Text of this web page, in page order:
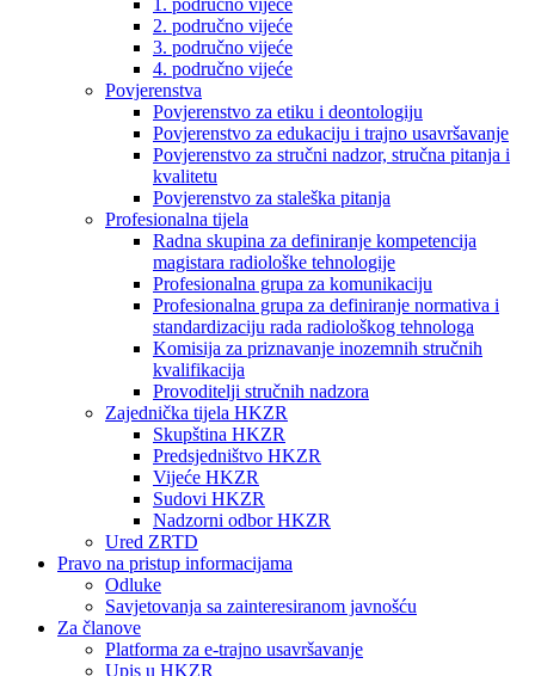
1. područno vijeće
2. područno vijeće
3. područno vijeće
4. područno vijeće
Povjerenstva
Povjerenstvo za etiku i deontologiju
Povjerenstvo za edukaciju i trajno usavršavanje
Povjerenstvo za stručni nadzor, stručna pitanja i
kvalitetu
Povjerenstvo za staleška pitanja
Profesionalna tijela
Radna skupina za definiranje kompetencija
magistara radiološke tehnologije
Profesionalna grupa za komunikaciju
Profesionalna grupa za definiranje normativa i
standardizaciju rada radiološkog tehnologa
Komisija za priznavanje inozemnih stručnih
kvalifikacija
Provoditelji stručnih nadzora
Zajednička tijela HKZR
Skupština HKZR
Predsjedništvo HKZR
Vijeće HKZR
Sudovi HKZR
Nadzorni odbor HKZR
Ured ZRTD
Pravo na pristup informacijama
Odluke
Savjetovanja sa zainteresiranom javnošću
Za članove
Platforma za e-trajno usavršavanje
Upis u HKZR